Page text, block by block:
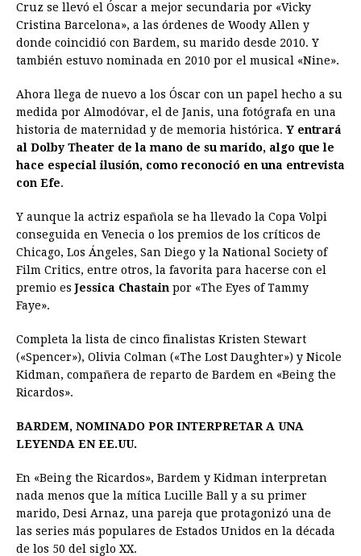
Cruz se llevó el Óscar a mejor secundaria por «Vicky
Cristina Barcelona», a las órdenes de Woody Allen y
donde coincidió con Bardem, su marido desde 2010. Y
también estuvo nominada en 2010 por el musical «Nine».
Ahora llega de nuevo a los Óscar con un papel hecho a su
medida por Almodóvar, el de Janis, una fotógrafa en una
historia de maternidad y de memoria histórica. Y entrará
al Dolby Theater de la mano de su marido, algo que le
hace especial ilusión, como reconoció en una entrevista
con Efe.
Y aunque la actriz española se ha llevado la Copa Volpi
conseguida en Venecia o los premios de los críticos de
Chicago, Los Ángeles, San Diego y la National Society of
Film Critics, entre otros, la favorita para hacerse con el
premio es Jessica Chastain por «The Eyes of Tammy
Faye».
Completa la lista de cinco finalistas Kristen Stewart
(«Spencer»), Olivia Colman («The Lost Daughter») y Nicole
Kidman, compañera de reparto de Bardem en «Being the
Ricardos».
BARDEM, NOMINADO POR INTERPRETAR A UNA
LEYENDA EN EE.UU.
En «Being the Ricardos», Bardem y Kidman interpretan
nada menos que la mítica Lucille Ball y a su primer
marido, Desi Arnaz, una pareja que protagonizó una de
las series más populares de Estados Unidos en la década
de los 50 del siglo XX.